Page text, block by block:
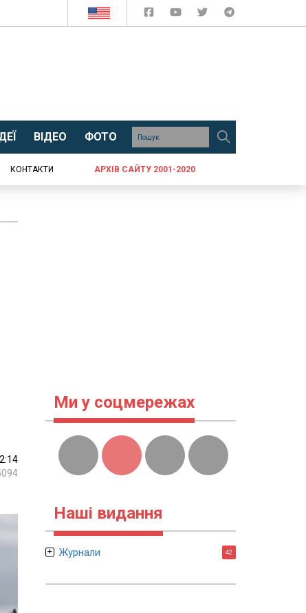
ВІДЕО ФОТО
КОНТАКТИ АРХІВ САЙТУ 2001-2020
Ми у соцмережах
Наші видання
Журнали 42